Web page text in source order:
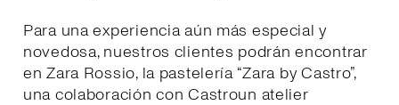
Para una experiencia aún más especial y
novedosa, nuestros clientes podrán encontrar
en Zara Rossio, la pastelería “Zara by Castro”,
una colaboración con Castroun atelier